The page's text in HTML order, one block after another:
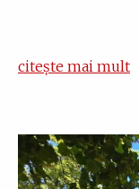
citește mai mult